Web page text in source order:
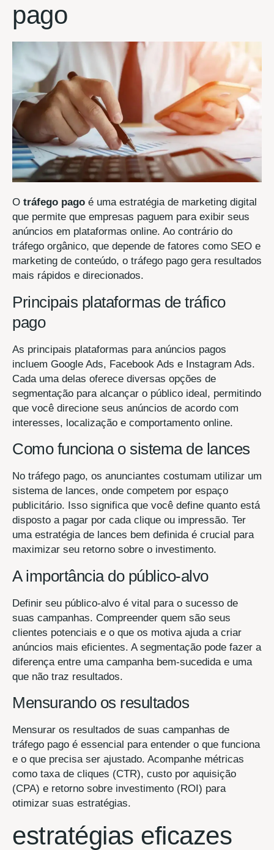
pago
O tráfego pago é uma estratégia de marketing digital
que permite que empresas paguem para exibir seus
anúncios em plataformas online. Ao contrário do
tráfego orgânico, que depende de fatores como SEO e
marketing de conteúdo, o tráfego pago gera resultados
mais rápidos e direcionados.
Principais plataformas de tráfico
pago
As principais plataformas para anúncios pagos
incluem Google Ads, Facebook Ads e Instagram Ads.
Cada uma delas oferece diversas opções de
segmentação para alcançar o público ideal, permitindo
que você direcione seus anúncios de acordo com
interesses, localização e comportamento online.
Como funciona o sistema de lances
No tráfego pago, os anunciantes costumam utilizar um
sistema de lances, onde competem por espaço
publicitário. Isso significa que você define quanto está
disposto a pagar por cada clique ou impressão. Ter
uma estratégia de lances bem definida é crucial para
maximizar seu retorno sobre o investimento.
A importância do público-alvo
Definir seu público-alvo é vital para o sucesso de
suas campanhas. Compreender quem são seus
clientes potenciais e o que os motiva ajuda a criar
anúncios mais eficientes. A segmentação pode fazer a
diferença entre uma campanha bem-sucedida e uma
que não traz resultados.
Mensurando os resultados
Mensurar os resultados de suas campanhas de
tráfego pago é essencial para entender o que funciona
e o que precisa ser ajustado. Acompanhe métricas
como taxa de cliques (CTR), custo por aquisição
(CPA) e retorno sobre investimento (ROI) para
otimizar suas estratégias.
estratégias eficazes